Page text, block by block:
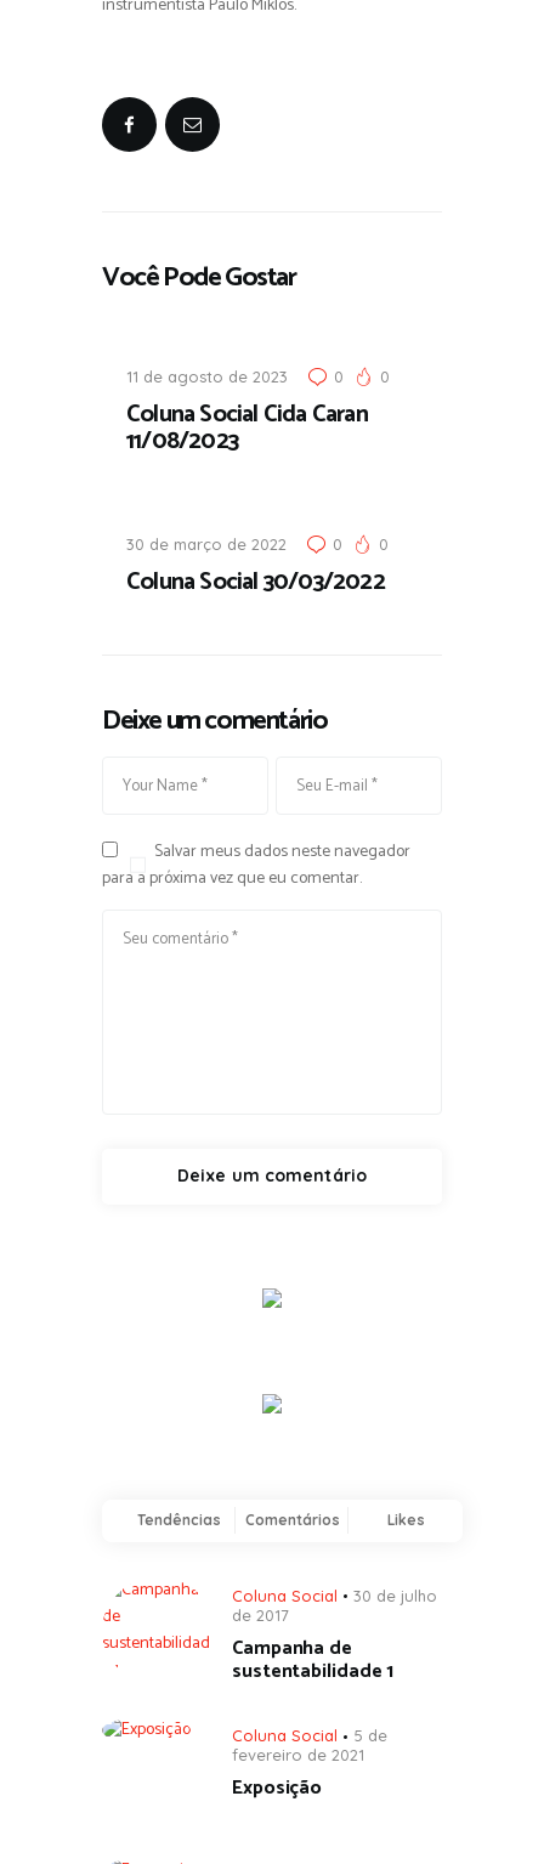
instrumentista Paulo Miklos.
Você Pode Gostar
11 de agosto de 2023 0 0
Coluna Social Cida Caran
11/08/2023
30 de março de 2022 0 0
Coluna Social 30/03/2022
Deixe um comentário
Salvar meus dados neste navegador
para a próxima vez que eu comentar.
Tendências Comentários Likes
Coluna Social
30 de julho
de 2017
Campanha de
sustentabilidade 1
Coluna Social
5 de
fevereiro de 2021
Exposição